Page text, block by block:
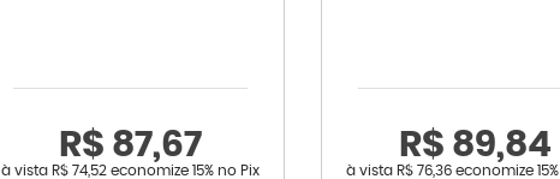
R$ 87,67
à vista R$ 74,52 economize 15% no Pix
R$ 89,84
à vista R$ 76,36 economize15%